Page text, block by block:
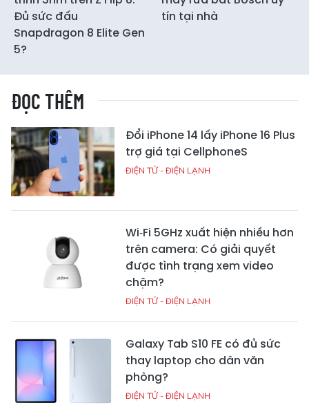
Đủ sức đấu
Snapdragon 8 Elite Gen
5?
tín tại nhà
ĐỌC THÊM
Đổi iPhone 14 lấy iPhone 16 Plus
trợ giá tại CellphoneS
ĐIỆN TỬ - ĐIỆN LẠNH
Wi‑Fi 5GHz xuất hiện nhiều hơn
trên camera: Có giải quyết
được tình trạng xem video
chậm?
ĐIỆN TỬ - ĐIỆN LẠNH
Galaxy Tab S10 FE có đủ sức
thay laptop cho dân văn
phòng?
ĐIỆN TỬ - ĐIỆN LẠNH